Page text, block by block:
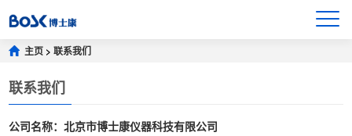
主页 >联系我们
联系我们
公司名称：北京市博士康仪器科技有限公司